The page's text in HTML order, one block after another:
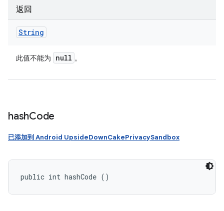
返回
String
此值不能为 null 。
hashCode
已添加到 Android UpsideDownCakePrivacySandbox
public int hashCode ()